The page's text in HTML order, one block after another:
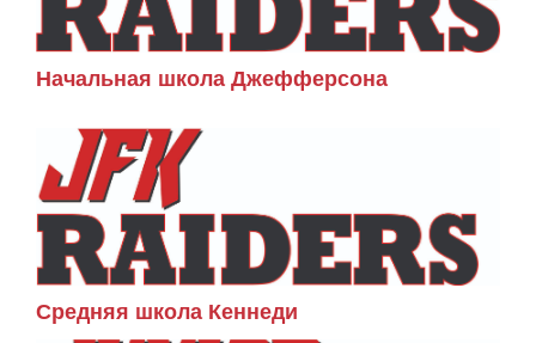
Начальная школа Джефферсона
Средняя школа Кеннеди